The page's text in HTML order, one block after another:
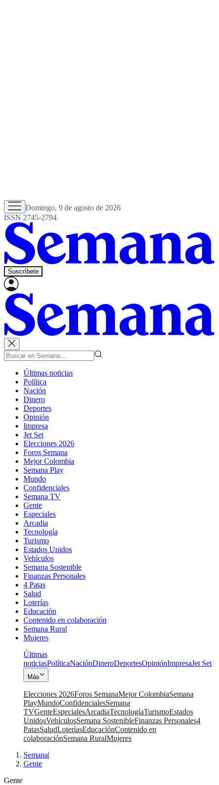
Domingo, 9 de agosto de 2026
ISSN 2745-2794
Suscríbete
Últimas noticias
Política
Nación
Dinero
Deportes
Opinión
Impresa
Jet Set
Elecciones 2026
Foros Semana
Mejor Colombia
Semana Play
Mundo
Confidenciales
Semana TV
Gente
Especiales
Arcadia
Tecnología
Turismo
Estados Unidos
Vehículos
Semana Sostenible
Finanzas Personales
4 Patas
Salud
Loterías
Educación
Contenido en colaboración
Semana Rural
Mujeres
Últimas
noticiasPolíticaNaciónDineroDeportesOpiniónImpresaJet Set
Más
Elecciones 2026Foros SemanaMejor ColombiaSemana
PlayMundoConfidencialesSemana
TVGenteEspecialesArcadiaTecnologíaTurismoEstados
UnidosVehículosSemana SostenibleFinanzas Personales4
PatasSaludLoteríasEducaciónContenido en
colaboraciónSemana RuralMujeres
Semana|
Gente
Gente